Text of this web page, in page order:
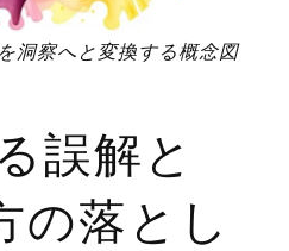
洞察へと変換する概念図
誤解と
の落とし